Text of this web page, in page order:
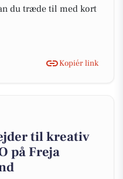
du træde til med kort
Kopiér link
til kreativ
på Freja